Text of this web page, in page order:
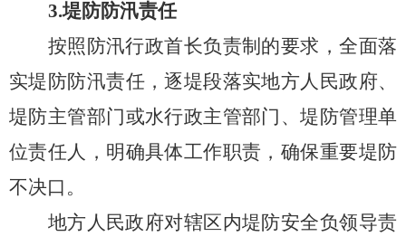
3.堤防防汛责任
按照防汛行政首长负责制的要求，全面落
实堤防防汛责任，逐堤段落实地方人民政府、
堤防主管部门或水行政主管部门、堤防管理单
位责任人，明确具体工作职责，确保重要堤防
不决口。
地方人民政府对辖区内堤防安全负领导责